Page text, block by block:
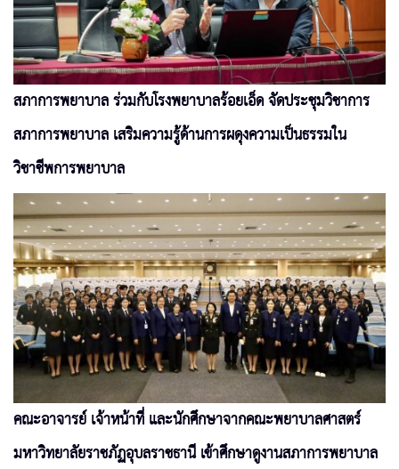
สภาการพยาบาล ร่วมกับโรงพยาบาลร้อยเอ็ด จัดประชุมวิชาการ
สภาการพยาบาล เสริมความรู้ด้านการผดุงความเป็นธรรมใน
วิชาชีพการพยาบาล
คณะอาจารย์ เจ้าหน้าที่ และนักศึกษาจากคณะพยาบาลศาสตร์
มหาวิทยาลัยราชภัฏอุบลราชธานี เข้าศึกษาดูงานสภาการพยาบาล